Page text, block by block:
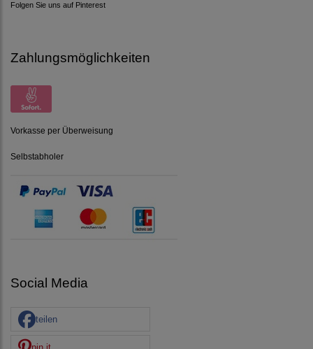
Folgen Sie uns auf Pinterest
Zahlungsmöglichkeiten
Vorkasse per Überweisung
Selbstabholer
Social Media
teilen